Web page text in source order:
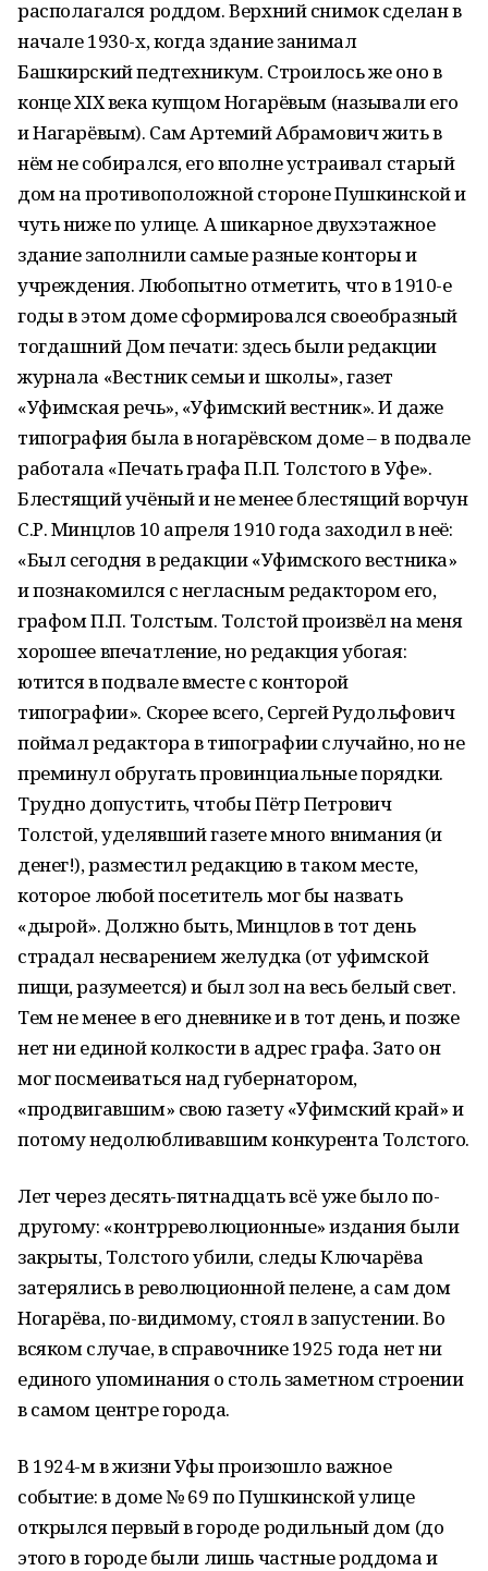
располагался роддом. Верхний снимок сделан в
начале 1930-х, когда здание занимал
Башкирский педтехникум. Строилось же оно в
конце XIX века купцом Ногарёвым (называли его
и Нагарёвым). Сам Артемий Абрамович жить в
нём не собирался, его вполне устраивал старый
дом на противоположной стороне Пушкинской и
чуть ниже по улице. А шикарное двухэтажное
здание заполнили самые разные конторы и
учреждения. Любопытно отметить, что в 1910-е
годы в этом доме сформировался своеобразный
тогдашний Дом печати: здесь были редакции
журнала «Вестник семьи и школы», газет
«Уфимская речь», «Уфимский вестник». И даже
типография была в ногарёвском доме – в подвале
работала «Печать графа П.П. Толстого в Уфе».
Блестящий учёный и не менее блестящий ворчун
С.Р. Минцлов 10 апреля 1910 года заходил в неё:
«Был сегодня в редакции «Уфимского вестника»
и познакомился с негласным редактором его,
графом П.П. Толстым. Толстой произвёл на меня
хорошее впечатление, но редакция убогая:
ютится в подвале вместе с конторой
типографии». Скорее всего, Сергей Рудольфович
поймал редактора в типографии случайно, но не
преминул обругать провинциальные порядки.
Трудно допустить, чтобы Пётр Петрович
Толстой, уделявший газете много внимания (и
денег!), разместил редакцию в таком месте,
которое любой посетитель мог бы назвать
«дырой». Должно быть, Минцлов в тот день
страдал несварением желудка (от уфимской
пищи, разумеется) и был зол на весь белый свет.
Тем не менее в его дневнике и в тот день, и позже
нет ни единой колкости в адрес графа. Зато он
мог посмеиваться над губернатором,
«продвигавшим» свою газету «Уфимский край» и
потому недолюбливавшим конкурента Толстого.
Лет через десять-пятнадцать всё уже было по-
другому: «контрреволюционные» издания были
закрыты, Толстого убили, следы Ключарёва
затерялись в революционной пелене, а сам дом
Ногарёва, по-видимому, стоял в запустении. Во
всяком случае, в справочнике 1925 года нет ни
единого упоминания о столь заметном строении
в самом центре города.
В 1924-м в жизни Уфы произошло важное
событие: в доме № 69 по Пушкинской улице
открылся первый в городе родильный дом (до
этого в городе были лишь частные роддома и